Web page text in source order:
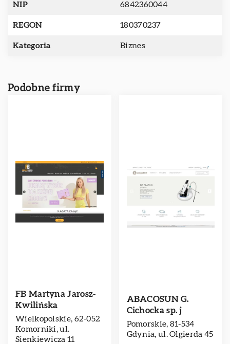
NIP 6842360044
REGON 180370237
Kategoria Biznes
Podobne firmy
FB Martyna Jarosz-
Kwilińska
Wielkopolskie, 62-052
Komorniki, ul.
Sienkiewicza 11
ABACOSUN G.
Cichocka sp. j
Pomorskie, 81-534
Gdynia, ul. Olgierda 45